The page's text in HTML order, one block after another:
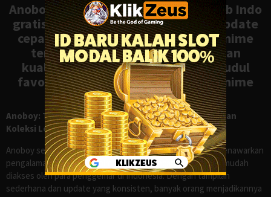
Anoboy adalah situs nonton anime sub Indo
gratis dengan koleksi lengkap dan update
cepat, mirip Samehadaku. Tonton anime
terbaru, ongoing, dan batch dengan
kualitas HD tanpa ribet. Temukan judul
favoritmu dan nikmati streaming anime
terbaik kapan saja.
Anoboy: Tempat Nonton Anime Sub Indo Gratis dengan
Koleksi Lengkap seperti Samehadaku
Anoboy sejak lama dikenal sebagai salah satu situs yang menawarkan
pengalaman menonton anime sub Indo secara praktis dan mudah
diakses oleh para penggemar di Indonesia. Dengan tampilan
sederhana dan update yang konsisten, banyak orang menjadikannya